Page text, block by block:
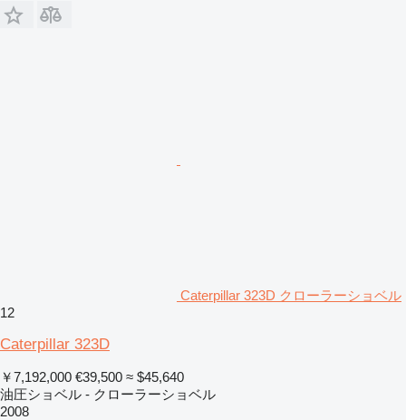
Caterpillar 323D クローラーショベル
12
Caterpillar 323D
￥7,192,000 €39,500 ≈ $45,640
油圧ショベル - クローラーショベル
2008